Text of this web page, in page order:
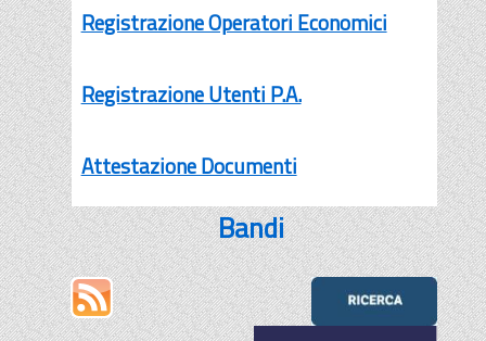
Registrazione Operatori Economici
Registrazione Utenti P.A.
Attestazione Documenti
Bandi